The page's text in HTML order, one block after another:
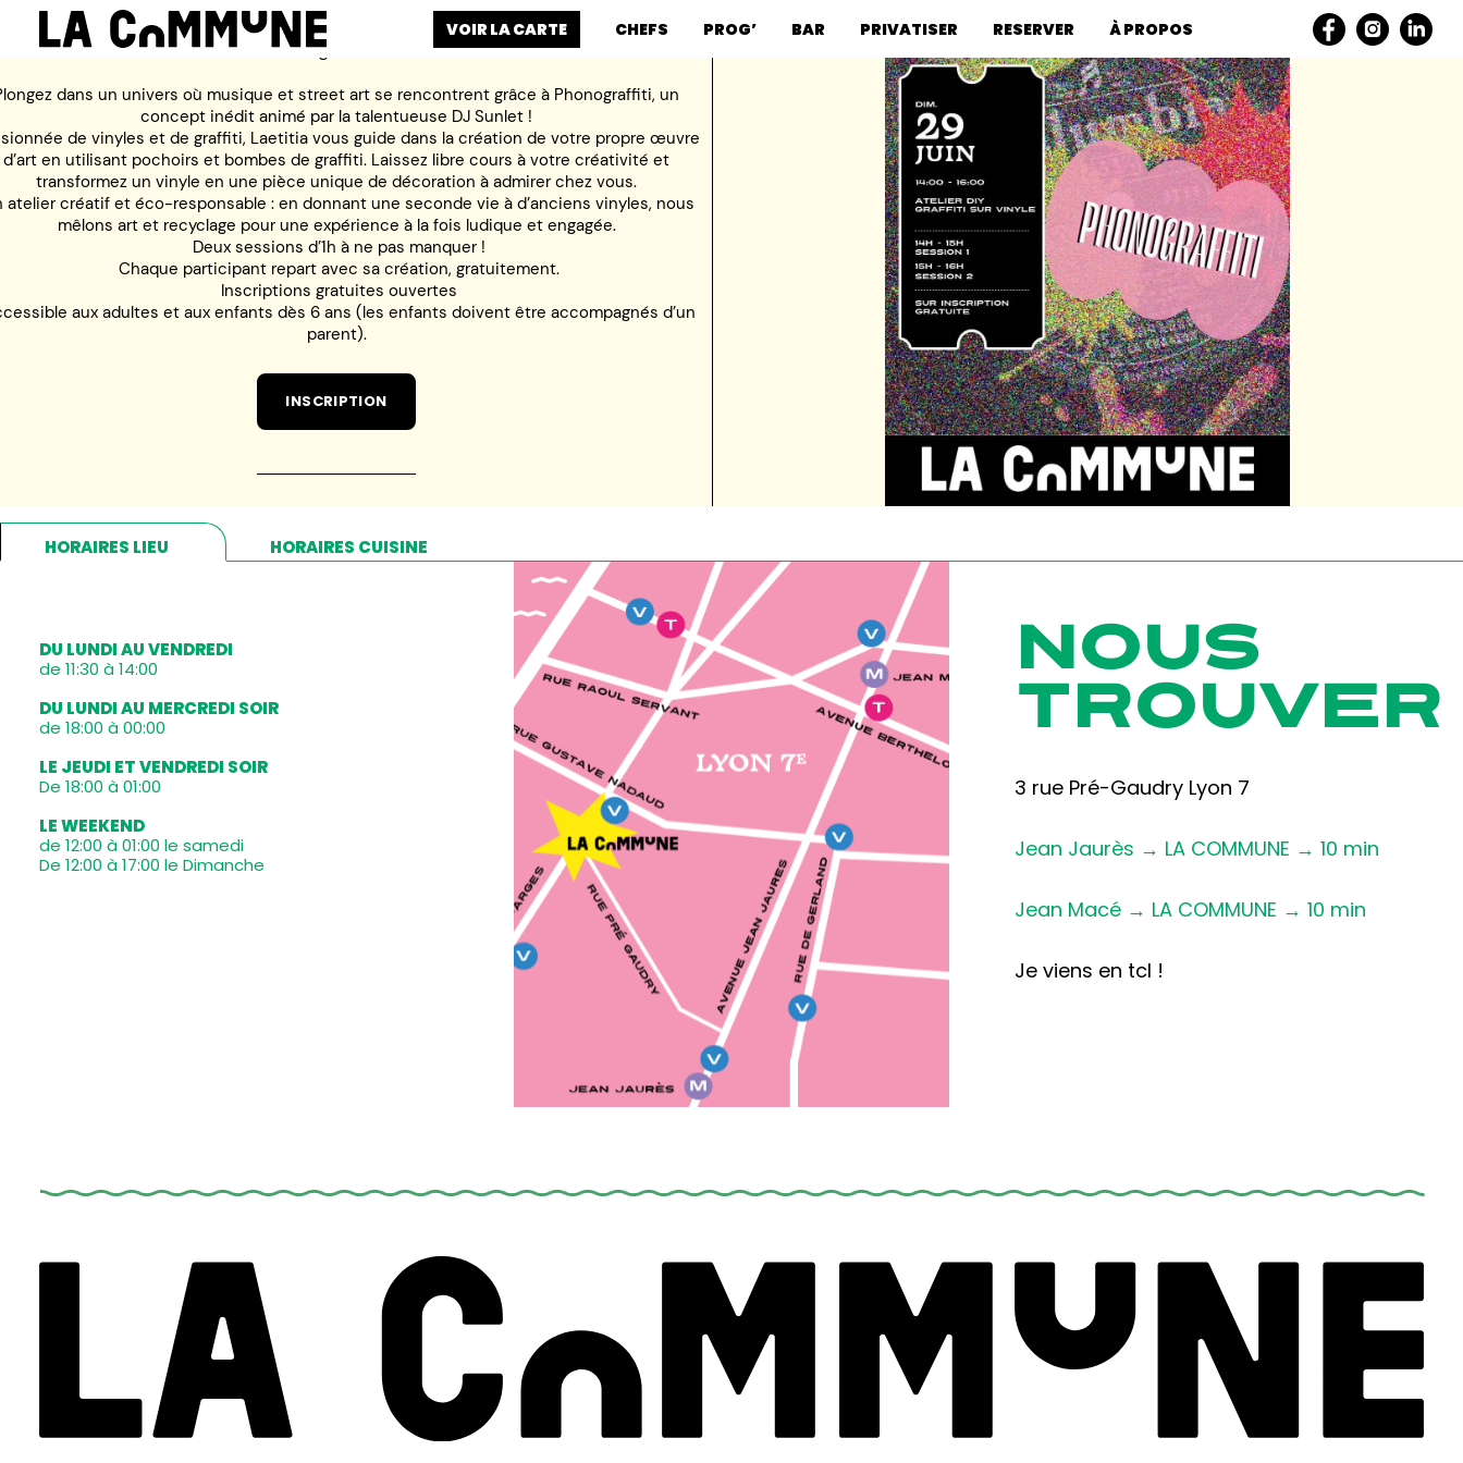
VOIR LA CARTE CHEFS PROG’ BAR PRIVATISER RESERVER
À PROPOS
Découvrez Phonograffiti avec DJ Sunlet !
dans un univers où musique et street art se rencontrent grâce à Phonograffiti, un
concept inédit animé par la talentueuse DJ Sunlet !
de vinyles et de graffiti, Laetitia vous guide dans la création de votre propre œuvre
d’art en utilisant pochoirs et bombes de graffiti. Laissez libre cours à votre créativité et
transformez un vinyle en une pièce unique de décoration à admirer chez vous.
atelier créatif et éco-responsable : en donnant une seconde vie à d’anciens vinyles, nous
mêlons art et recyclage pour une expérience à la fois ludique et engagée.
Deux sessions d’1h à ne pas manquer !
Chaque participant repart avec sa création, gratuitement.
Inscriptions gratuites ouvertes
aux adultes et aux enfants dès 6 ans (les enfants doivent être accompagnés d’un
parent).
INSCRIPTION
HORAIRES LIEU HORAIRES CUISINE
DU LUNDI AU VENDREDI
de 11:30 à 14:00
DU LUNDI AU MERCREDI SOIR
de 18:00 à 00:00
LE JEUDI ET VENDREDI SOIR
De 18:00 à 01:00
LE WEEKEND
de 12:00 à 01:00 le samedi
De 12:00 à 17:00 le Dimanche
NOUS
TROUVER
3 rue Pré-Gaudry Lyon 7
Jean Jaurès → LA COMMUNE → 10 min
Jean Macé → LA COMMUNE → 10 min
Je viens en tcl !